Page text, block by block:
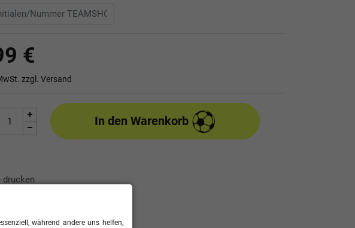
€
zzgl. Versand
In den Warenkorb
drucken
während andere uns helfen,